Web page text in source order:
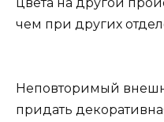
чем при других
Неповторимый
придать